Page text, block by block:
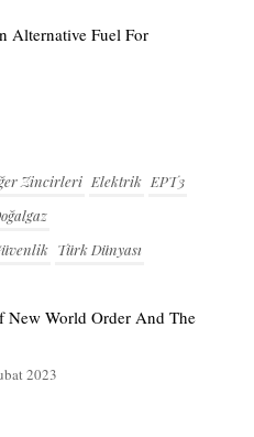
Alternative Fuel For
Zincirleri Elektrik EPT3
Türk Dünyası
New World Order And The
2023